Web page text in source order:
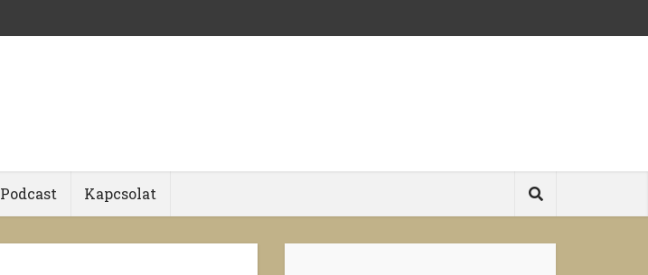
Podcast Kapcsolat